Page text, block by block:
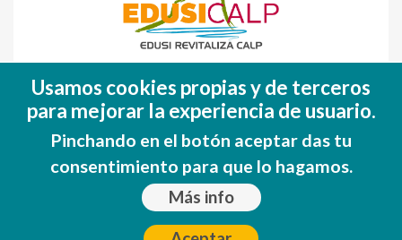
(FEDER)
Una manera de hacer EUROPA
Usamos cookies propias y de terceros
para mejorar la experiencia de usuario.
Pinchando en el botón aceptar das tu
consentimiento para que lo hagamos.
Más info